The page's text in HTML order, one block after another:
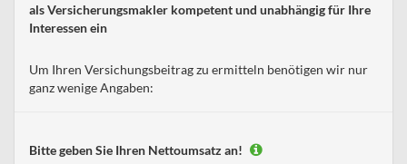
als Versicherungsmakler kompetent und unabhängig für Ihre
Interessen ein
Um Ihren Versichungsbeitrag zu ermitteln benötigen wir nur
ganz wenige Angaben:
Bitte geben Sie Ihren Nettoumsatz an!